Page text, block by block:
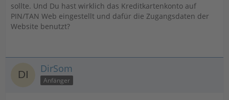
sollte. Und Du hast wirklich das Kreditkartenkonto auf
PIN/TAN Web eingestellt und dafür die Zugangsdaten der
Website benutzt?
DirSom
Anfänger